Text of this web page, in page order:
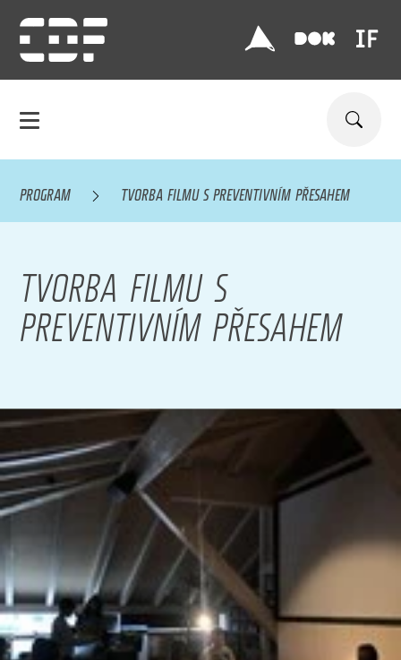
PROGRAM TVORBA FILMU S PREVENTIVNÍM PŘESAHEM
TVORBA FILMU S
PREVENTIVNÍM PŘESAHEM